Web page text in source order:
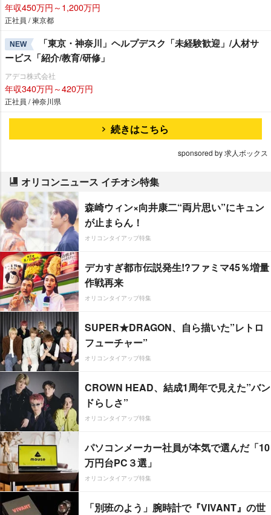
年収450万円～1,200万円
正社員 / 東京都
NEW
「東京・神奈川」ヘルプデスク「未経験歓迎」/人材サ
ービス「紹介/教育/研修」
アデコ株式会社
年収340万円～420万円
正社員 / 神奈川県
続きはこちら
sponsored by 求人ボックス
オリコンニュース イチオシ特集
森崎ウィン×向井康二“両片思い”にキュン
が止まらん！
オリコンタイアップ特集
デカすぎ都市伝説発生!?ファミマ45％増量
作戦再来
オリコンタイアップ特集
SUPER★DRAGON、自ら描いた”レトロ
フューチャー”
オリコンタイアップ特集
CROWN HEAD、結成1周年で見えた”バン
ドらしさ”
オリコンタイアップ特集
パソコンメーカー社員が本気で選んだ「10
万円台PC３選」
オリコンタイアップ特集
「別班のよう」腕時計で『VIVANT』の世